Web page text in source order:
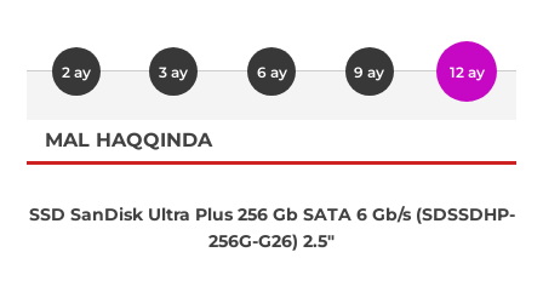
2 ay 3 ay 6 ay 9 ay 12 ay
MAL HAQQINDA
SSD SanDisk Ultra Plus 256 Gb SATA 6 Gb/s (SDSSDHP-
256G-G26) 2.5"